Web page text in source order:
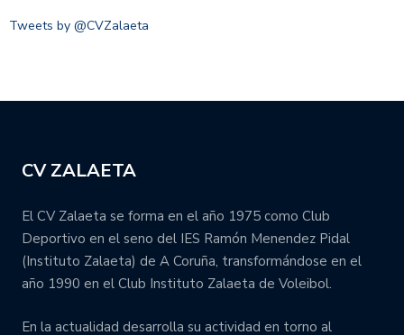
Tweets by @CVZalaeta
CV ZALAETA
El CV Zalaeta se forma en el año 1975 como Club
Deportivo en el seno del IES Ramón Menendez Pidal
(Instituto Zalaeta) de A Coruña, transformándose en el
año 1990 en el Club Instituto Zalaeta de Voleibol.
En la actualidad desarrolla su actividad en torno al